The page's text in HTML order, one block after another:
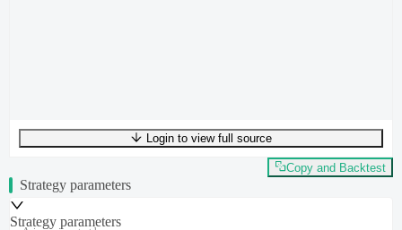
UTF-8288 bytes43 words0 linesLn 1,Col 0
Login to view full source
Copy and Backtest
Strategy parameters
Strategy parameters